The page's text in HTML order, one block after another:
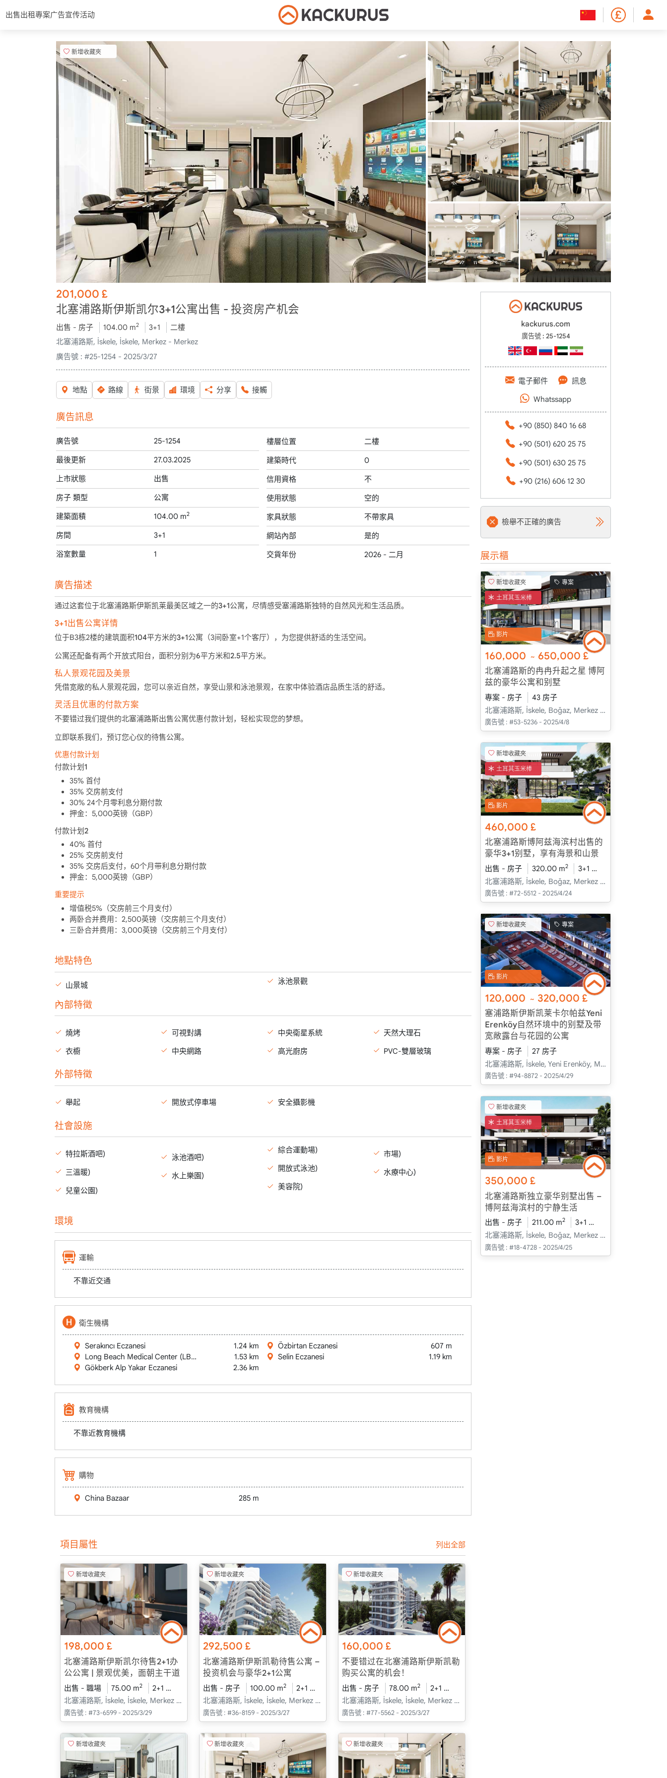
出售出租專案广告宣传活动
新增收藏夾
201,000£
北塞浦路斯伊斯凯尔3+1公寓出售 - 投资房产机会
出售 - 房子 104.00 m2 3+1
二樓
北塞浦路斯, İskele, İskele, Merkez - Merkez
廣告號 : #25-1254 - 2025/3/27
地點 路線 街景 環境 分享 接觸
廣告訊息
廣告號 25-1254
最後更新 27.03.2025
上市狀態 出售
房子 類型 公寓
建築面積 104.00 m2
房間 3+1
浴室數量 1
樓層位置 二樓
建築時代 0
信用資格 不
使用狀態 空的
家具狀態 不帶家具
網站內部 是的
交貨年份 2026 - 二月
廣告描述
通过这套位于北塞浦路斯伊斯凯莱最美区域之一的3+1公寓，尽情感受塞浦路斯独特的自然风光和生活品质。
3+1出售公寓详情
位于B3栋2楼的建筑面积104平方米的3+1公寓 （3间卧室+1个客厅），为您提供舒适的生活空间。
公寓还配备有两个开放式阳台，面积分别为6平方米和2.5平方米。
私人景观花园及美景
凭借宽敞的私人景观花园，您可以亲近自然，享受山景和泳池景观，在家中体验酒店品质生活的舒适。
灵活且优惠的付款方案
不要错过我们提供的北塞浦路斯出售公寓优惠付款计划，轻松实现您的梦想。
立即联系我们，预订您心仪的待售公寓。
优惠付款计划
付款计划1
35% 首付
35% 交房前支付
30% 24个月零利息分期付款
押金：5,000英镑（GBP）
付款计划2
40% 首付
25% 交房前支付
35% 交房后支付，60个月带利息分期付款
押金：5,000英镑（GBP）
重要提示
增值税5%（交房前三个月支付）
两卧合并费用：2,500英镑（交房前三个月支付）
三卧合并费用：3,000英镑（交房前三个月支付）
地點特色
山景城 泳池景觀
內部特徵
燒烤
衣櫥
可視對講
中央網路
中央衛星系統
高光廚房
天然大理石
PVC-雙層玻璃
外部特徵
舉起 開放式停車場 安全攝影機
社會設施
特拉斯酒吧)
三溫暖)
兒童公園)
泳池酒吧)
水上樂園)
綜合運動場)
開放式泳池)
美容院)
市場)
水療中心)
環境
運輸
不靠近交通
衛生機構
Serakıncı Eczanesi
1.24 km
Long Beach Medical Center (LBMC)
1.53 km
Gökberk Alp Yakar Eczanesi
2.36 km
Özbirtan Eczanesi
607 m
Selin Eczanesi
1.19 km
教育機構
不靠近教育機構
購物
China Bazaar 285 m
項目屬性 列出全部
新增收藏夾
198,000£
北塞浦路斯伊斯凯尔待售2+1办
公公寓 | 景观优美，面朝主干道
出售 - 職場 75.00 m2 2+1 2026 - 二月 送貨
三樓
北塞浦路斯, İskele, İskele, Merkez - Merkez
廣告號 : #73-6599 - 2025/3/29
新增收藏夾
292,500£
北塞浦路斯伊斯凯勒待售公寓 –
投资机会与豪华2+1公寓
出售 - 房子 100.00 m2 2+1 2026 - 二月 送貨
頂樓公寓
北塞浦路斯, İskele, İskele, Merkez - Merkez
廣告號 : #36-8159 - 2025/3/27
新增收藏夾
160,000£
不要错过在北塞浦路斯伊斯凯勒
购买公寓的机会！
出售 - 房子 78.00 m2 2+1
北塞浦路斯, İskele, İskele, Merkez - Merkez
廣告號 : #77-5562 - 2025/3/27
新增收藏夾 新增收藏夾 新增收藏夾
kackurus.com
廣告號 : 25-1254
電子郵件 訊息
Whatssapp
+90 (850) 840 16 68
+90 (501) 620 25 75
+90 (501) 630 25 75
+90 (216) 606 12 30
檢舉不正確的廣告
展示櫃
新增收藏夾
土耳其玉米棒
專案
影片
160,000 ~ 650,000£
北塞浦路斯的冉冉升起之星 博阿
兹的豪华公寓和别墅
專案 - 房子
43 房子
北塞浦路斯, İskele, Boğaz, Merkez - Merkez
廣告號 : #53-5236 - 2025/4/8
新增收藏夾
土耳其玉米棒
影片
460,000 £
北塞浦路斯博阿兹海滨村出售的
豪华3+1别墅，享有海景和山景
出售 - 房子 320.00 m2 3+1
北塞浦路斯, İskele, Boğaz, Merkez - Merkez
廣告號 : #72-5512 - 2025/4/24
新增收藏夾 專案
影片
120,000 ~ 320,000£
塞浦路斯伊斯凯莱卡尔帕兹Yeni
Erenköy自然环境中的别墅及带
宽敞露台与花园的公寓
專案 - 房子
27 房子
北塞浦路斯, İskele, Yeni Erenköy, Merkez - Merkez
廣告號 : #94-8872 - 2025/4/29
新增收藏夾
土耳其玉米棒
影片
350,000 £
北塞浦路斯独立豪华别墅出售 –
博阿兹海滨村的宁静生活
出售 - 房子 211.00 m2 3+1
北塞浦路斯, İskele, Boğaz, Merkez - Merkez
廣告號 : #18-4728 - 2025/4/25